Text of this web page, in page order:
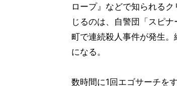
ロープ』などで知られる
じるのは、自警団「スピ
町で連続殺人事件が発生
になる。
数時間に1回エゴサーチを